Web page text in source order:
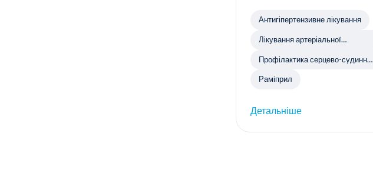
Антигіпертензивне лікування
Лікування артеріальної
Профілактика серцево-судинних
Раміприл
Детальніше